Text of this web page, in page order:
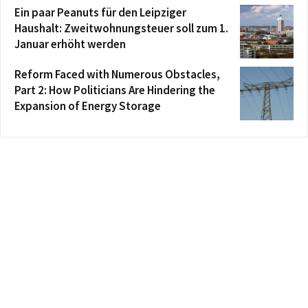
Ein paar Peanuts für den Leipziger
Haushalt: Zweitwohnungsteuer soll zum 1.
Januar erhöht werden
Reform Faced with Numerous Obstacles,
Part 2: How Politicians Are Hindering the
Expansion of Energy Storage